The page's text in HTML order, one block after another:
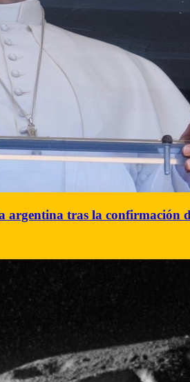
argentina tras la confirmación